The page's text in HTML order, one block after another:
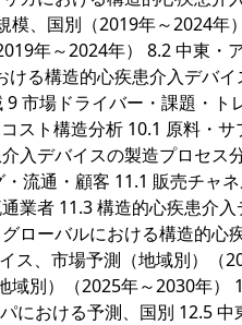
、国別（2019年～2024年
年～2024年） 8.2 中東・
る構造的心疾患介入デバ
市場ドライバー・課題・ト
スト構造分析 10.1 原料・
入デバイスの製造プロセス
流通・顧客 11.1 販売チャ
業者 11.3 構造的心疾患介
ローバルにおける構造的心
ス、市場予測（地域別）（
別）（2025年～2030年）
おける予測、国別 12.5 中